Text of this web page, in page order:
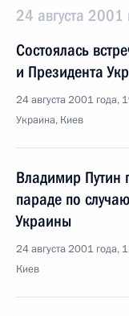
24 августа 2001
Состоялась
и Президента
24 августа 2001 года,
Украина, Киев
Владимир Путин
параде по
Украины
24 августа 2001 года,
Киев